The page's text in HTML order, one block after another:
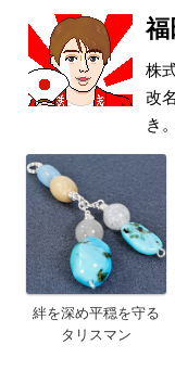
福
株
改
き
絆を深め平穏を守る
タリスマン